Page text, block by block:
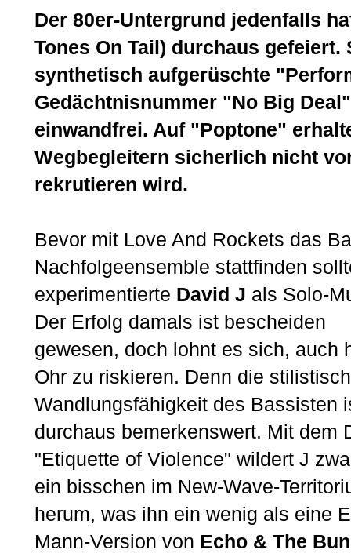
Der 80er-Untergrund jedenfalls
Tones On Tail) durchaus
synthetisch aufgerüschte
Gedächtnisnummer "No Big
einwandfrei. Auf "Poptone"
Wegbegleitern sicherlich nicht
rekrutieren wird.
Bevor mit Love And Rockets das
Nachfolgeensemble stattfinden
experimentierte David J als Solo-
Der Erfolg damals ist bescheiden
gewesen, doch lohnt es sich, auch
Ohr zu riskieren. Denn die
Wandlungsfähigkeit des Bassisten
durchaus bemerkenswert. Mit dem
"Etiquette of Violence" wildert J
ein bisschen im New-Wave-
herum, was ihn ein wenig als eine
Mann-Version von Echo & The